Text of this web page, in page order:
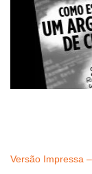
Versão Impressa